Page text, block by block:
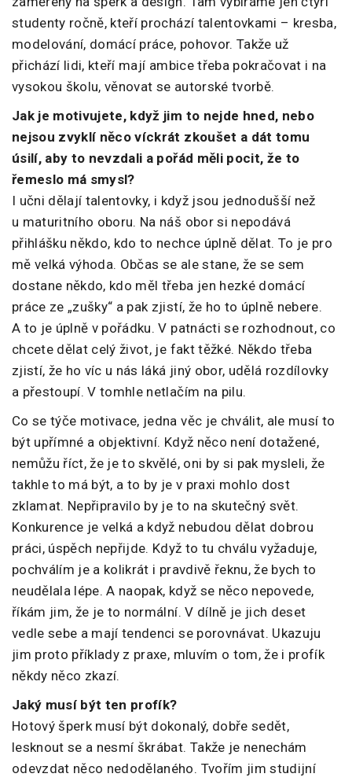
studenty ročně, kteří prochází talentovkami – kresba,
modelování, domácí práce, pohovor. Takže už
přichází lidi, kteří mají ambice třeba pokračovat i na
vysokou školu, věnovat se autorské tvorbě.
Jak je motivujete, když jim to nejde hned, nebo
nejsou zvyklí něco víckrát zkoušet a dát tomu
úsilí, aby to nevzdali a pořád měli pocit, že to
řemeslo má smysl?
I učni dělají talentovky, i když jsou jednodušší než
u maturitního oboru. Na náš obor si nepodává
přihlášku někdo, kdo to nechce úplně dělat. To je pro
mě velká výhoda. Občas se ale stane, že se sem
dostane někdo, kdo měl třeba jen hezké domácí
práce ze „zušky“ a pak zjistí, že ho to úplně nebere.
A to je úplně v pořádku. V patnácti se rozhodnout, co
chcete dělat celý život, je fakt těžké. Někdo třeba
zjistí, že ho víc u nás láká jiný obor, udělá rozdílovky
a přestoupí. V tomhle netlačím na pilu.
Co se týče motivace, jedna věc je chválit, ale musí to
být upřímné a objektivní. Když něco není dotažené,
nemůžu říct, že je to skvělé, oni by si pak mysleli, že
takhle to má být, a to by je v praxi mohlo dost
zklamat. Nepřipravilo by je to na skutečný svět.
Konkurence je velká a když nebudou dělat dobrou
práci, úspěch nepřijde. Když to tu chválu vyžaduje,
pochválím je a kolikrát i pravdivě řeknu, že bych to
neudělala lépe. A naopak, když se něco nepovede,
říkám jim, že je to normální. V dílně je jich deset
vedle sebe a mají tendenci se porovnávat. Ukazuju
jim proto příklady z praxe, mluvím o tom, že i profík
někdy něco zkazí.
Jaký musí být ten profík?
Hotový šperk musí být dokonalý, dobře sedět,
lesknout se a nesmí škrábat. Takže je nenechám
odevzdat něco nedodělaného. Tvořím jim studijní